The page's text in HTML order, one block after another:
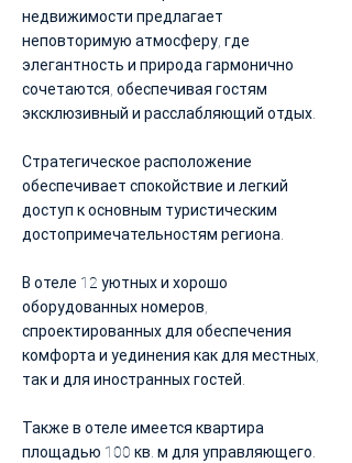
недвижимости предлагает
неповторимую атмосферу, где
элегантность и природа гармонично
сочетаются, обеспечивая гостям
эксклюзивный и расслабляющий отдых.
Стратегическое расположение
обеспечивает спокойствие и легкий
доступ к основным туристическим
достопримечательностям региона.
В отеле 12 уютных и хорошо
оборудованных номеров,
спроектированных для обеспечения
комфорта и уединения как для местных,
так и для иностранных гостей.
Также в отеле имеется квартира
площадью 100 кв. м для управляющего.